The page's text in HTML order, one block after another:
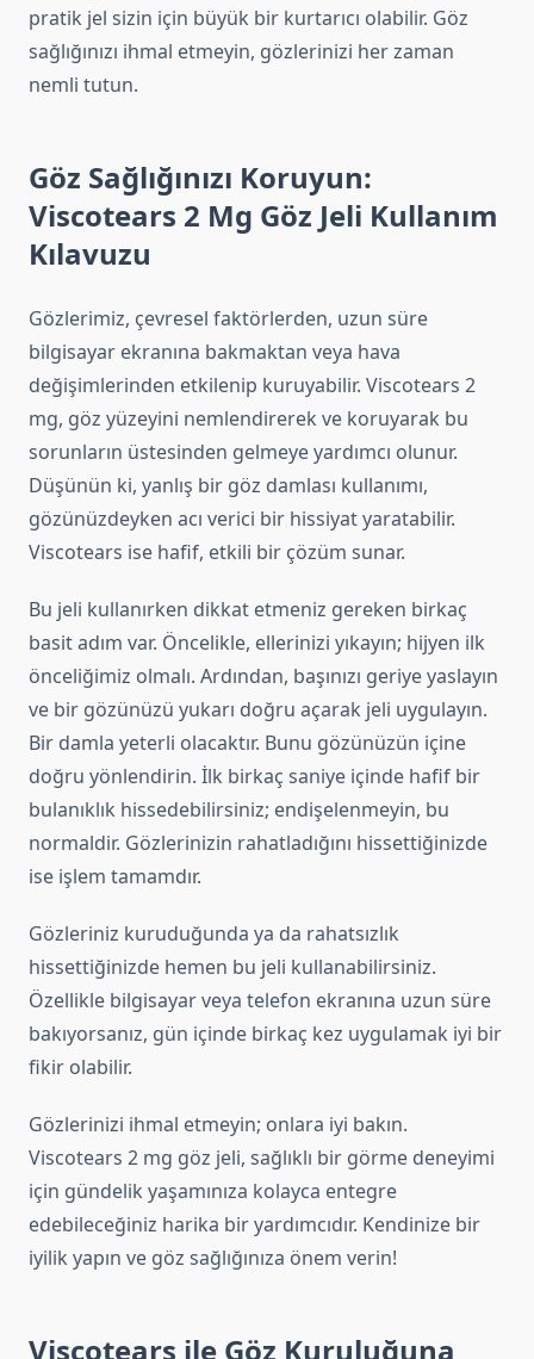
pratik jel sizin için büyük bir kurtarıcı olabilir. Göz
sağlığınızı ihmal etmeyin, gözlerinizi her zaman
nemli tutun.
Göz Sağlığınızı Koruyun:
Viscotears 2 Mg Göz Jeli Kullanım
Kılavuzu
Gözlerimiz, çevresel faktörlerden, uzun süre
bilgisayar ekranına bakmaktan veya hava
değişimlerinden etkilenip kuruyabilir. Viscotears 2
mg, göz yüzeyini nemlendirerek ve koruyarak bu
sorunların üstesinden gelmeye yardımcı olunur.
Düşünün ki, yanlış bir göz damlası kullanımı,
gözünüzdeyken acı verici bir hissiyat yaratabilir.
Viscotears ise hafif, etkili bir çözüm sunar.
Bu jeli kullanırken dikkat etmeniz gereken birkaç
basit adım var. Öncelikle, ellerinizi yıkayın; hijyen ilk
önceliğimiz olmalı. Ardından, başınızı geriye yaslayın
ve bir gözünüzü yukarı doğru açarak jeli uygulayın.
Bir damla yeterli olacaktır. Bunu gözünüzün içine
doğru yönlendirin. İlk birkaç saniye içinde hafif bir
bulanıklık hissedebilirsiniz; endişelenmeyin, bu
normaldir. Gözlerinizin rahatladığını hissettiğinizde
ise işlem tamamdır.
Gözleriniz kuruduğunda ya da rahatsızlık
hissettiğinizde hemen bu jeli kullanabilirsiniz.
Özellikle bilgisayar veya telefon ekranına uzun süre
bakıyorsanız, gün içinde birkaç kez uygulamak iyi bir
fikir olabilir.
Gözlerinizi ihmal etmeyin; onlara iyi bakın.
Viscotears 2 mg göz jeli, sağlıklı bir görme deneyimi
için gündelik yaşamınıza kolayca entegre
edebileceğiniz harika bir yardımcıdır. Kendinize bir
iyilik yapın ve göz sağlığınıza önem verin!
Viscotears ile Göz Kuruluğuna